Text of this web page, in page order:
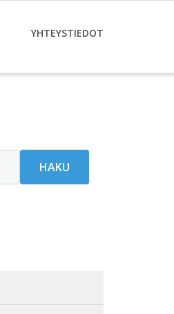
YHTEYSTIEDOT
HAKU